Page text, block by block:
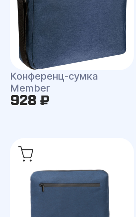
Конференц-сумка
Member
928 ₽